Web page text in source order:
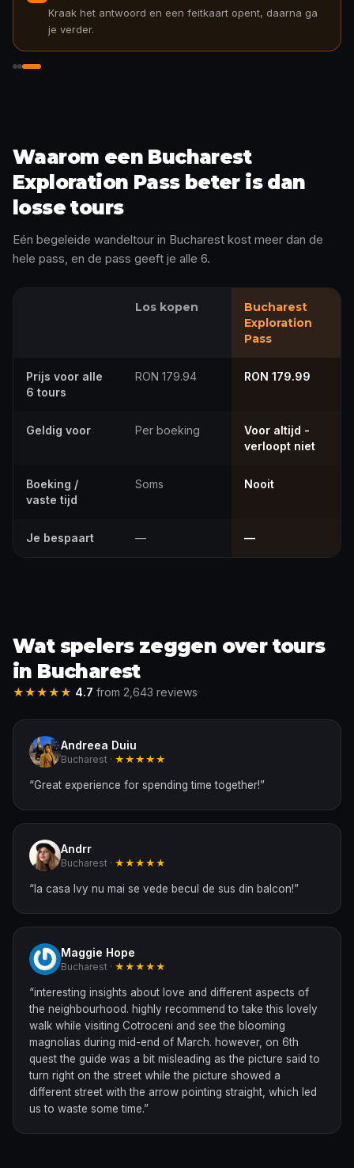
Kraak het antwoord en een feitkaart opent, daarna ga
je verder.
Waarom een Bucharest
Exploration Pass beter is dan
losse tours
Eén begeleide wandeltour in Bucharest kost meer dan de
hele pass, en de pass geeft je alle 6.
Los kopen
Bucharest
Exploration
Pass
Prijs voor alle
6 tours
RON 179.94 RON 179.99
Geldig voor Per boeking
Voor altijd -
verloopt niet
Boeking /
vaste tijd
Soms Nooit
Je bespaart — —
Wat spelers zeggen over tours
in Bucharest
★★★★★ 4.7 from 2,643 reviews
Andreea Duiu
Bucharest · ★★★★★
“Great experience for spending time together!”
Andrr
Bucharest · ★★★★★
“ la casa Ivy nu mai se vede becul de sus din balcon!”
Maggie Hope
Bucharest · ★★★★★
“interesting insights about love and different aspects of
the neighbourhood. highly recommend to take this lovely
walk while visiting Cotroceni and see the blooming
magnolias during mid-end of March. however, on 6th
quest the guide was a bit misleading as the picture said to
turn right on the street while the picture showed a
different street with the arrow pointing straight, which led
us to waste some time.”